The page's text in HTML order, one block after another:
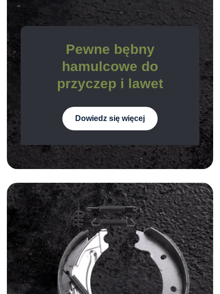
Pewne bębny
hamulcowe do
przyczep i lawet
Dowiedz się więcej